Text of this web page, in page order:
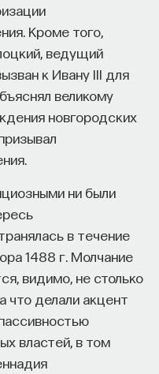
Кроме того,
ведущий
к Ивану III для
великому
новгородских
ни были
в течение
1488 г. Молчание
видимо, не столько
что делали акцент
властей, в том